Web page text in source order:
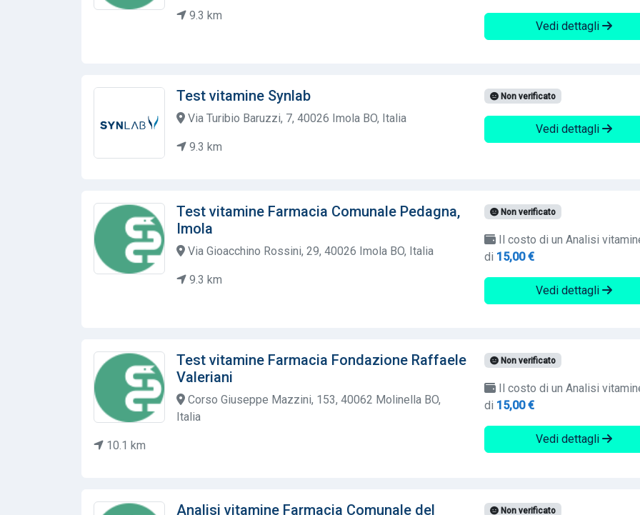
9.3 km
Vedi dettagli
Test vitamine Synlab
Via Turibio Baruzzi, 7, 40026 Imola BO, Italia
9.3 km
Non verificato
Vedi dettagli
Test vitamine Farmacia Comunale Pedagna,
Imola
Via Gioacchino Rossini, 29, 40026 Imola BO, Italia
9.3 km
Non verificato
Il costo di un Analisi
di 15,00 €
Vedi dettagli
Test vitamine Farmacia Fondazione Raffaele
Valeriani
Corso Giuseppe Mazzini, 153, 40062 Molinella BO,
Italia
10.1 km
Non verificato
Il costo di un Analisi
di 15,00 €
Vedi dettagli
Analisi vitamine Farmacia Comunale del
Non verificato